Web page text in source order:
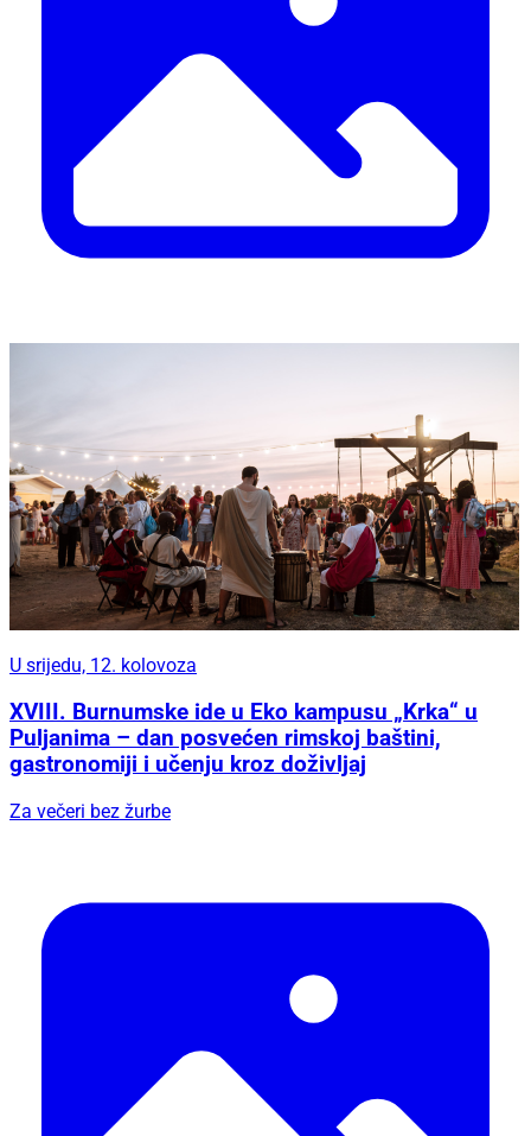
U srijedu, 12. kolovoza
XVIII. Burnumske ide u Eko kampusu „Krka“ u
Puljanima – dan posvećen rimskoj baštini,
gastronomiji i učenju kroz doživljaj
Za večeri bez žurbe